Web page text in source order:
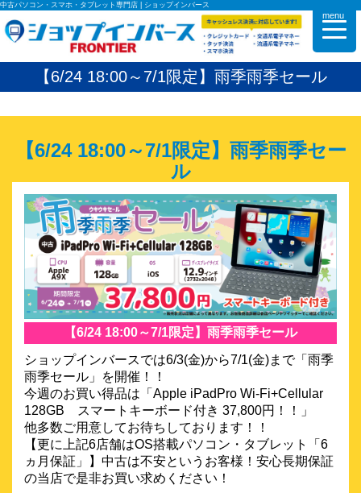
中古パソコン・スマホ・タブレット専門店 | ショップインバース
menu
【6/24 18:00～7/1限定】雨季雨季セール
【6/24 18:00～7/1限定】雨季雨季セー
ル
【6/24 18:00～7/1限定】雨季雨季セール
ショップインバースでは6/3(金)から7/1(金)まで「雨季
雨季セール」を開催！！
今週のお買い得品は「Apple iPadPro Wi-Fi+Cellular
128GB スマートキーボード付き 37,800円！！」
他多数ご用意してお待ちしております！！
【更に上記6店舗はOS搭載パソコン・タブレット「6
ヵ月保証」】中古は不安というお客様！安心長期保証
の当店で是非お買い求めください！